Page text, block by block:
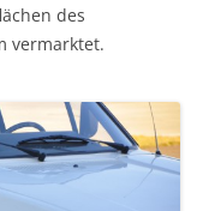
des
vermarktet.